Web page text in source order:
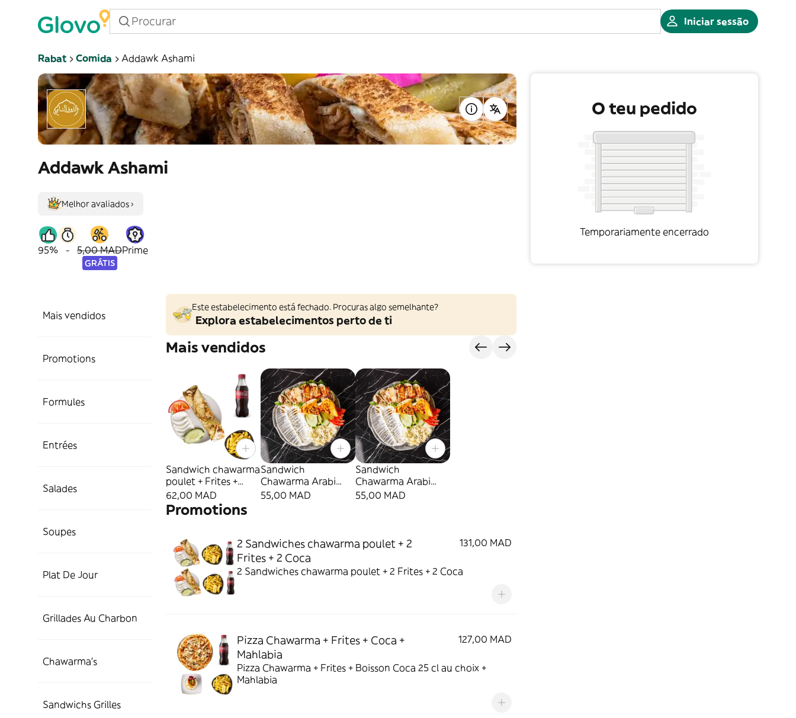
Iniciar sessão
Rabat Comida Addawk Ashami
Addawk Ashami
Melhor avaliados ›
95% - 5,00 MAD
GRÁTIS
Prime
Mais vendidos
Promotions
Formules
Entrées
Salades
Soupes
Plat De Jour
Grillades Au Charbon
Chawarma's
Sandwichs Grilles
Este estabelecimento está fechado. Procuras algo semelhante?
Explora estabelecimentos perto de ti
Mais vendidos
Sandwich chawarma
poulet + Frites +
Boisson
62,00 MAD
Sandwich
Chawarma Arabi
poulet
55,00 MAD
Sandwich
Chawarma Arabi
Poulet
55,00 MAD
Promotions
2 Sandwiches chawarma poulet + 2
Frites + 2 Coca
131,00 MAD
2 Sandwiches chawarma poulet + 2 Frites + 2 Coca
Pizza Chawarma + Frites + Coca +
Mahlabia
127,00 MAD
Pizza Chawarma + Frites + Boisson Coca 25 cl au choix +
Mahlabia
O teu pedido
Temporariamente encerrado